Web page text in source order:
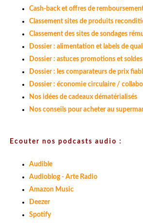
Cash-back et offres de
Classement sites de produits
Classement des sites de sondages
Dossier : alimentation et labels de
Dossier : astuces promotions et soldes
Dossier : les comparateurs de prix
Dossier : économie circulaire /
Nos idées de cadeaux dématérialisés
Nos conseils pour acheter au
Ecouter nos podcasts audio :
Audible
Audioblog - Arte Radio
Amazon Music
Deezer
Spotify